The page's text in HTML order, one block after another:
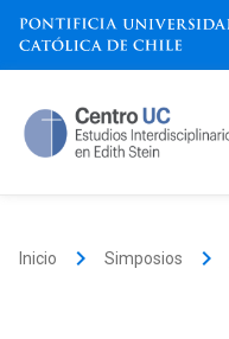
Skip
content
Inicio keyboard_arrow_right Simposios keyboard_arrow_right